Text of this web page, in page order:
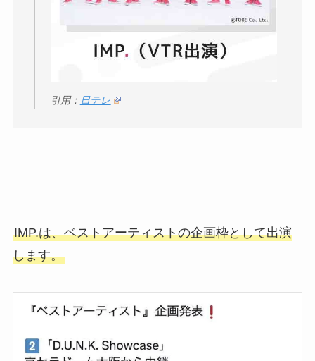
引用： 日テレ
IMP.は、ベストアーティストの企画枠として出演
します。